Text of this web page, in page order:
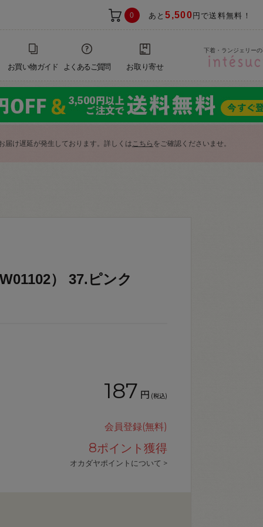
0 あと5,500 円で送料無料！
お買い物ガイド よくあるご質問 お取り寄せ
下着・ランジェリー
届け遅延が発生しております。詳しくはこちら をご確認くださいませ。
） 37.ピンク
187 円 (税込)
会員登録(無料)
8ポイント獲得
オカダヤポイントについて >